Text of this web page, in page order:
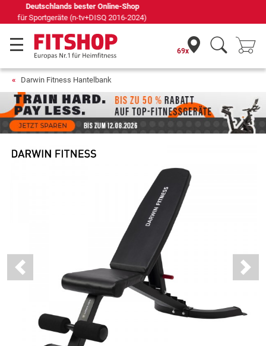
Seit 42 Jahren Ihr Experte für Heimfitness
69x
Darwin Fitness Hantelbank
Previous Next